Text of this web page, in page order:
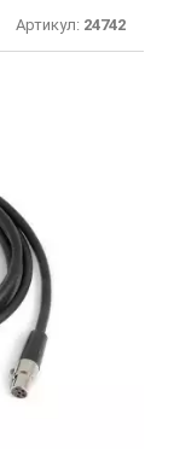
Артикул: 24742